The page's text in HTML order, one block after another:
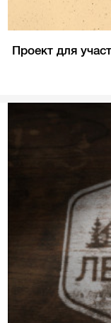
Проект для